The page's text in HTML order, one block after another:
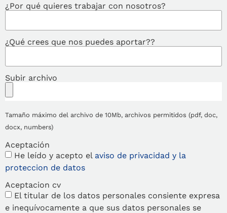
¿Por qué quieres trabajar con nosotros?
¿Qué crees que nos puedes aportar??
Subir archivo
Tamaño máximo del archivo de 10Mb, archivos permitidos (pdf, doc,
docx, numbers)
Aceptación
He leído y acepto el aviso de privacidad y la
proteccion de datos
Aceptacion cv
El titular de los datos personales consiente expresa
e inequívocamente a que sus datos personales se